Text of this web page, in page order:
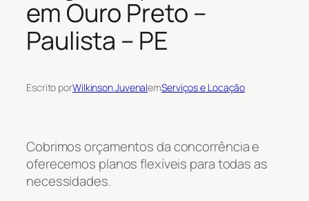
em Ouro Preto –
Paulista – PE
Escrito porWilkinson JuvenalemServiços e Locação
Cobrimos orçamentos da concorrência e
oferecemos planos flexíveis para todas as
necessidades.